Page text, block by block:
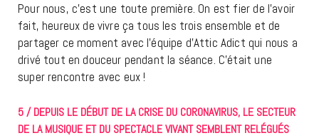
Pour nous, c’est une toute première. On est fier de l’avoir
fait, heureux de vivre ça tous les trois ensemble et de
partager ce moment avec l’équipe d’Attic Adict qui nous a
drivé tout en douceur pendant la séance. C’était une
super rencontre avec eux !
5 / DEPUIS LE DÉBUT DE LA CRISE DU CORONAVIRUS, LE SECTEUR
DE LA MUSIQUE ET DU SPECTACLE VIVANT SEMBLENT RELÉGUÉS